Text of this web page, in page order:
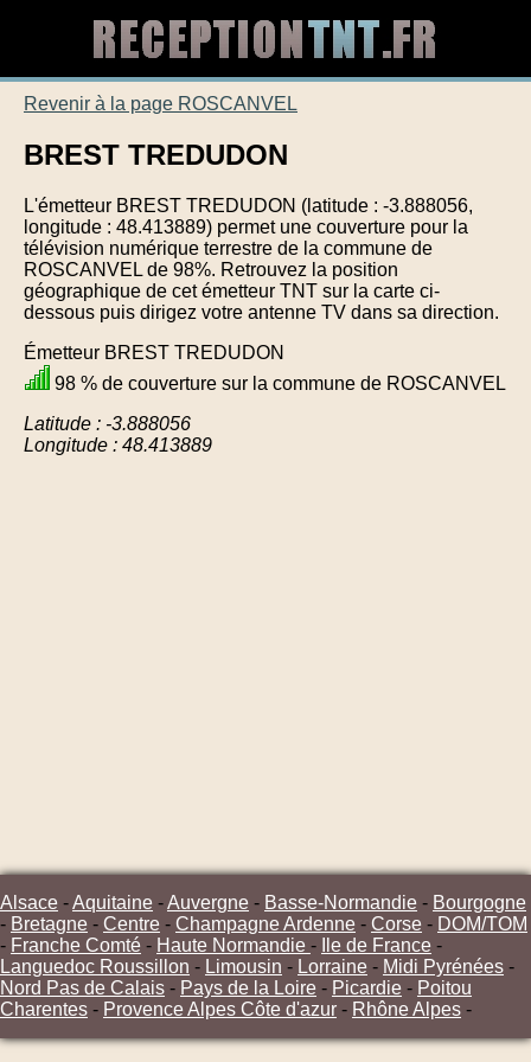
Revenir à la page ROSCANVEL
BREST TREDUDON
L'émetteur BREST TREDUDON (latitude : -3.888056,
longitude : 48.413889) permet une couverture pour la
télévision numérique terrestre de la commune de
ROSCANVEL de 98%. Retrouvez la position
géographique de cet émetteur TNT sur la carte ci-
dessous puis dirigez votre antenne TV dans sa direction.
Émetteur BREST TREDUDON
98 % de couverture sur la commune de ROSCANVEL
Latitude : -3.888056
Longitude : 48.413889
Alsace -Aquitaine -Auvergne - Basse-Normandie - Bourgogne
- Bretagne - Centre - Champagne Ardenne - Corse - DOM/TOM
- Franche Comté - Haute Normandie - Ile de France -
Languedoc Roussillon - Limousin - Lorraine - Midi Pyrénées -
Nord Pas de Calais - Pays de la Loire - Picardie - Poitou
Charentes - Provence Alpes Côte d'azur - Rhône Alpes -